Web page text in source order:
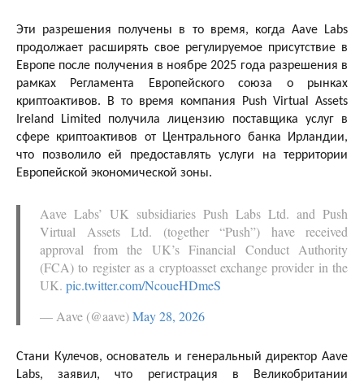
Эти разрешения получены в то время, когда Aave Labs
продолжает расширять свое регулируемое присутствие в
Европе после получения в ноябре 2025 года разрешения в
рамках Регламента Европейского союза о рынках
криптоактивов. В то время компания Push Virtual Assets
Ireland Limited получила лицензию поставщика услуг в
сфере криптоактивов от Центрального банка Ирландии,
что позволило ей предоставлять услуги на территории
Европейской экономической зоны.
Aave Labs’ UK subsidiaries Push Labs Ltd. and Push
Virtual Assets Ltd. (together “Push”) have received
approval from the UK’s Financial Conduct Authority
(FCA) to register as a cryptoasset exchange provider in the
UK. pic.twitter.com/NcoueHDmeS
— Aave (@aave)May 28, 2026
Стани Кулечов, основатель и генеральный директор Aave
Labs, заявил, что регистрация в Великобритании